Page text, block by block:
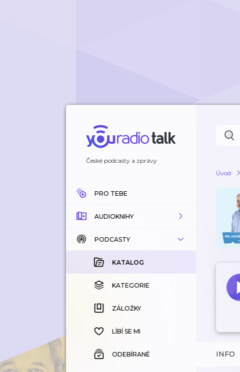
České podcasty a zprávy
PRO TEBE
AUDIOKNIHY
KATALOG
KOUPENÉ
KATEGORIE
ZÁLOŽKY
HISTORIE
PODCASTY
KATALOG
KATEGORIE
ZÁLOŽKY
LÍBÍ SE MI
ODEBÍRANÉ
Úvod
INFO